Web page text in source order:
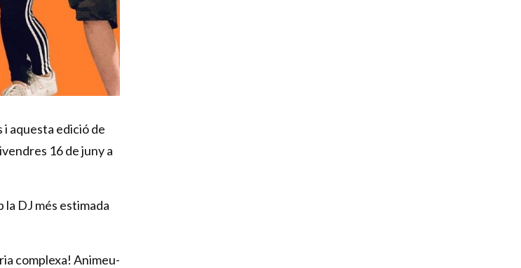
aquesta edició de
16 de juny a
DJ més estimada
complexa! Animeu-